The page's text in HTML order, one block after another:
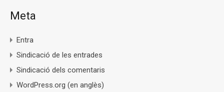
Meta
Entra
Sindicació de les entrades
Sindicació dels comentaris
WordPress.org (en anglès)